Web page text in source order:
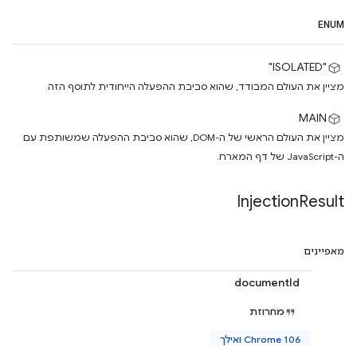
ENUM
"ISOLATED"
מציין את העולם המבודד, שהוא סביבת ההפעלה הייחודית לתוסף הזה.
MAIN
מציין את העולם הראשי של ה-DOM, שהוא סביבת ההפעלה שמשותפת עם
ה-JavaScript של דף המארח.
InjectionResult
מאפיינים
documentId
מחרוזת
Chrome 106 ואילך